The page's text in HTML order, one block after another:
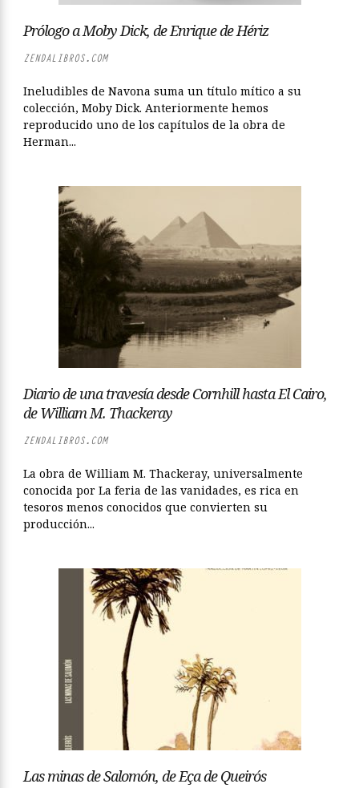
Prólogo a Moby Dick, de Enrique de Hériz
ZENDALIBROS.COM
Ineludibles de Navona suma un título mítico a su
colección, Moby Dick. Anteriormente hemos
reproducido uno de los capítulos de la obra de
Herman...
Diario de una travesía desde Cornhill hasta El Cairo,
de William M. Thackeray
ZENDALIBROS.COM
La obra de William M. Thackeray, universalmente
conocida por La feria de las vanidades, es rica en
tesoros menos conocidos que convierten su
producción...
Las minas de Salomón, de Eça de Queirós